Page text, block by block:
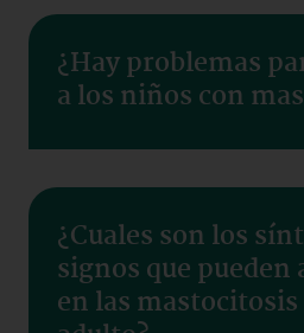
¿Hay problemas
a los niños con
¿Cuales son los
signos que pueden
en las